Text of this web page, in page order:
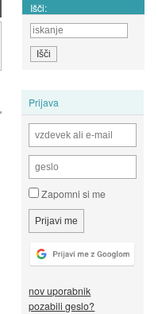
Išči:
Prijava
Zapomni si me
nov uporabnik
pozabili geslo?